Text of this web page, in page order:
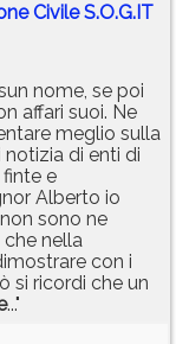
Civile S.O.G.IT
nome, se poi
affari suoi. Ne
meglio sulla
di enti di
e
Alberto io
sono ne
che nella
con i
si ricordi che un
..."